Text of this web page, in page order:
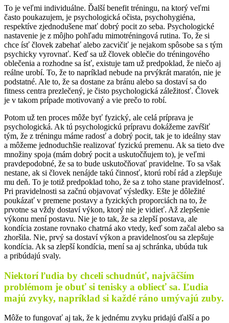
To je veľmi individuálne. Ďalší benefit tréningu, na ktorý veľmi
často poukazujem, je psychologická očista, psychohygiéna,
respektíve zjednodušene mať dobrý pocit zo seba. Psychologické
nastavenie je z môjho pohľadu mimotréningová rutina. To, že si
chce ísť človek zabehať alebo zacvičiť je nejakom spôsobe sa s tým
psychicky vyrovnať. Keď sa už človek oblečie do tréningového
oblečenia a rozhodne sa ísť, existuje tam už predpoklad, že niečo aj
reálne urobí. To, že to napríklad nebude na prvýkrát maratón, nie je
podstatné. Ale to, že sa dostane za bránu alebo sa dostaví sa do
fitness centra prezlečený, je čisto psychologická záležitosť. Človek
je v takom prípade motivovaný a vie prečo to robí.
Potom už ten proces môže byť fyzický, ale celá príprava je
psychologická. Ak tú psychologickú prípravu dokážeme zavŕšiť
tým, že z tréningu máme radosť a dobrý pocit, tak je to ideálny stav
a môžeme jednoduchšie realizovať fyzickú premenu. Ak sa tieto dve
množiny spoja (mám dobrý pocit a uskutočňujem to), je veľmi
pravdepodobné, že sa to bude uskutočňovať pravidelne. To sa však
nestane, ak si človek nenájde takú činnosť, ktorú robí rád a zlepšuje
mu deň. To je totiž predpoklad toho, že sa z toho stane pravidelnosť.
Pri pravidelnosti sa začnú objavovať výsledky. Ešte je dôležité
poukázať v premene postavy a fyzických proporciách na to, že
prvotne sa vždy dostaví výkon, ktorý nie je vidieť. Až zlepšenie
výkonu mení postavu. Nie je to tak, že sa zlepší postava, ale
kondícia zostane rovnako chatrná ako vtedy, keď som začal alebo sa
zhoršila. Nie, prvý sa dostaví výkon a pravidelnosťou sa zlepšuje
kondícia. Ak sa zlepší kondícia, mení sa aj schránka, ubúda tuk
a pribúdajú svaly.
Niektorí ľudia by chceli schudnúť, najväčším
problémom je obuť si tenisky a obliecť sa. Ľudia
majú zvyky, napríklad si každé ráno umývajú zuby.
Môže to fungovať aj tak, že k jednému zvyku pridajú ďalší a po